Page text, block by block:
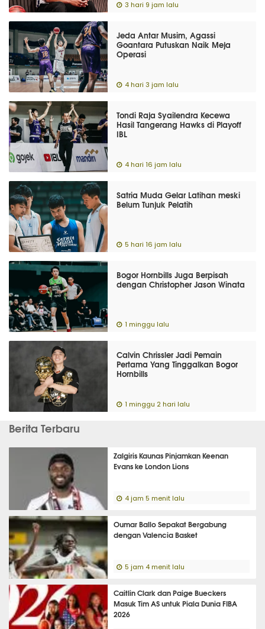
3 hari 9 jam lalu
Jeda Antar Musim, Agassi
Goantara Putuskan Naik Meja
Operasi
4 hari 3 jam lalu
Tondi Raja Syailendra Kecewa
Hasil Tangerang Hawks di Playoff
IBL
4 hari 16 jam lalu
Satria Muda Gelar Latihan meski
Belum Tunjuk Pelatih
5 hari 16 jam lalu
Bogor Hornbills Juga Berpisah
dengan Christopher Jason Winata
1 minggu lalu
Calvin Chrissler Jadi Pemain
Pertama Yang Tinggalkan Bogor
Hornbills
1 minggu 2 hari lalu
Berita Terbaru
Zalgiris Kaunas Pinjamkan Keenan
Evans ke London Lions
4 jam 5 menit lalu
Oumar Ballo Sepakat Bergabung
dengan Valencia Basket
5 jam 4 menit lalu
Caitlin Clark dan Paige Bueckers
Masuk Tim AS untuk Piala Dunia FIBA
2026